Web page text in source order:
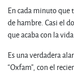
En cada minuto que
de hambre. Casi el
que acaba con la
Es una verdadera
“Oxfam”, con el